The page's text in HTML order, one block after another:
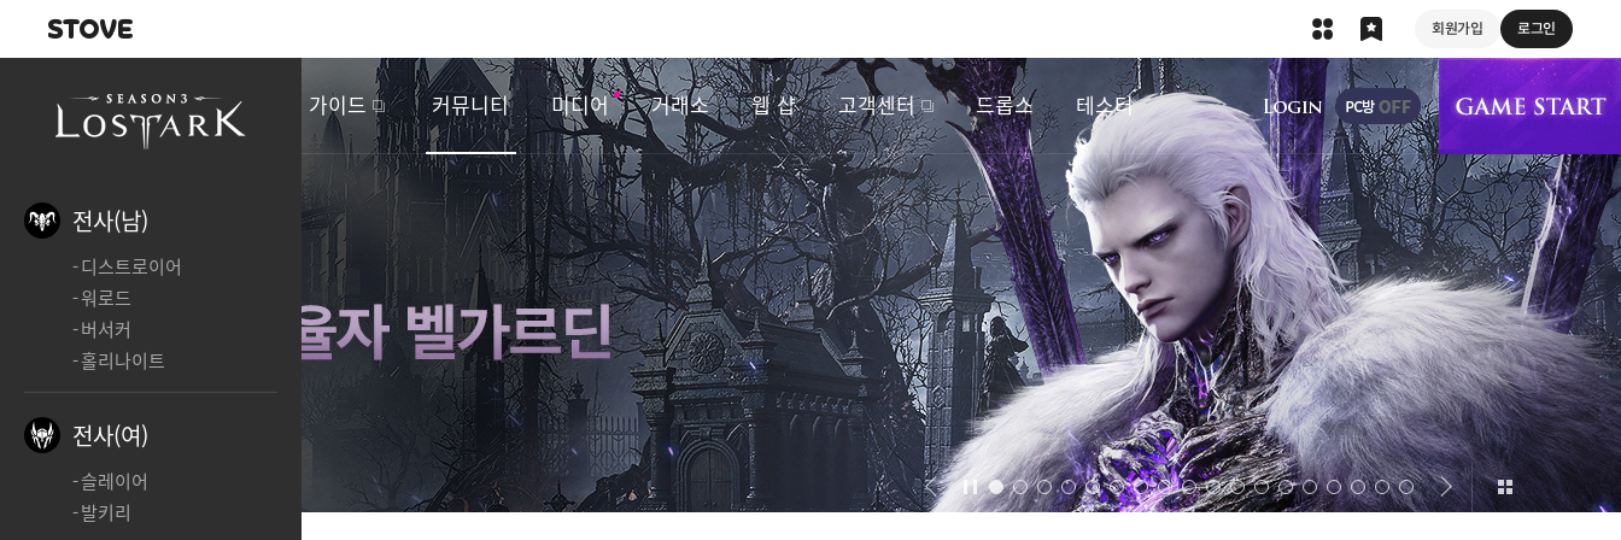
회원가입 로그인
새소식 게임정보 가이드 커뮤니티 미디어 거래소 웹 샵 고객센터 드롭스 테스터
상단 메뉴
전사(남)
디스트로이어
워로드
버서커
홀리나이트
전사(여)
슬레이어
발키리